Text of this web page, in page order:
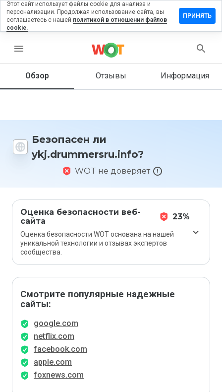
menu
Обзор Отзывы Информация
Безопасен ли
ykj.drummersru.info?
WOT не доверяет
Оценка безопасности веб-
сайта
23%
Оценка безопасности WOT основана на нашей
уникальной технологии и отзывах экспертов
сообщества.
Смотрите популярные надежные
сайты:
google.com
netflix.com
facebook.com
apple.com
foxnews.com
отзыв
Как бы
этот
1 до 5?
Этот сайт использует файлы cookie для анализа и
персонализации. Продолжая использование сайта, вы
соглашаетесь с нашей политикой в отношении файлов
cookie.
ПРИНЯТЬ